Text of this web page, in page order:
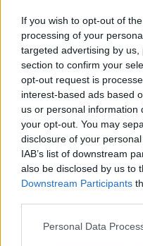
If you wish to opt-out of
processing of your
targeted advertising by
section to confirm your
opt-out request is
interest-based ads based
us or personal information
your opt-out. You may
disclosure of your
IAB’s list of downstream
also be disclosed by us to
Downstream Participants
Personal Data
A veces, detrás de
también hay una
caso, la de hablar de la
durante el embarazo,
partos de riesgo y de
que se siente cuando,
todo va bien.